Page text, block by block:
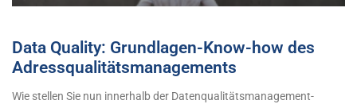
Data Quality: Grundlagen-Know-how des
Adressqualitätsmanagements
Wie stellen Sie nun innerhalb der Datenqualitätsmanagement-